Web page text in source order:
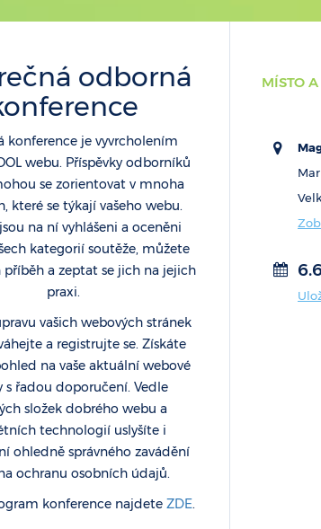
odborná
konference je vyvrcholením
webu. Příspěvky odborníků
se zorientovat v mnoha
které se týkají vašeho webu.
na ní vyhlášeni a oceněni
kategorií soutěže, můžete
příběh a zeptat se jich na jejich
praxi.
vašich webových stránek
a registrujte se. Získáte
na vaše aktuální webové
s řadou doporučení. Vedle
složek dobrého webu a
technologií uslyšíte i
ohledně správného zavádění
ochranu osobních údajů.
konference najdete ZDE.
MÍSTO